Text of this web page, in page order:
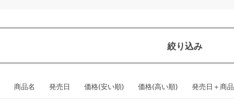
絞り込み
商品名 発売日 価格(安い順) 価格(高い順) 発売日＋商